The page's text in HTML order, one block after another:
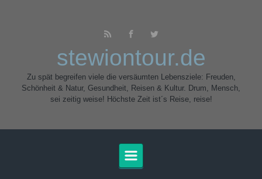
stewiontour.de
Zu spät begreifen viele die versäumten Lebensziele: Freuden,
Schönheit & Natur, Gesundheit, Reisen & Kultur. Drum, Mensch,
sei zeitig weise! Höchste Zeit ist´s Reise, reise!